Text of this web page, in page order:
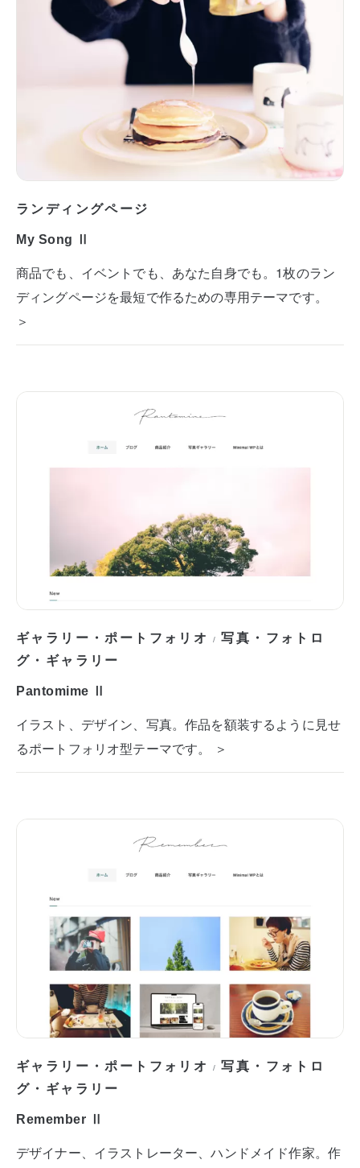
ランディングページ
My Song Ⅱ
商品でも、イベントでも、あなた自身でも。1枚のラン
ディングページを最短で作るための専用テーマです。
＞
ギャラリー・ポートフォリオ /写真・フォトロ
グ・ギャラリー
Pantomime Ⅱ
イラスト、デザイン、写真。作品を額装するように見せ
るポートフォリオ型テーマです。 ＞
ギャラリー・ポートフォリオ /写真・フォトロ
グ・ギャラリー
Remember Ⅱ
デザイナー、イラストレーター、ハンドメイド作家。作